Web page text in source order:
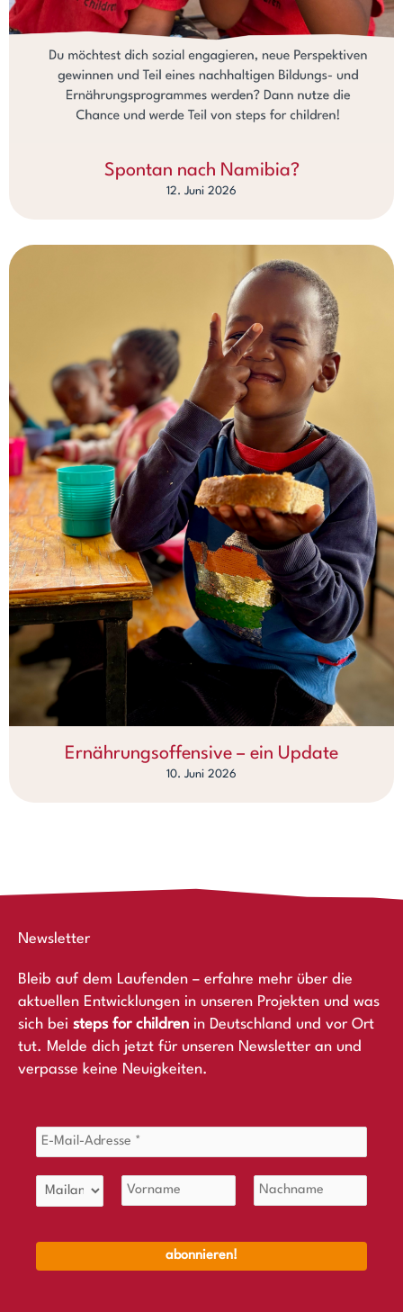
Spontan nach Namibia?
12. Juni 2026
Ernährungsoffensive – ein Update
10. Juni 2026
Newsletter
Bleib auf dem Laufenden – erfahre mehr über die
aktuellen Entwicklungen in unseren Projekten und was
sich bei steps for children in Deutschland und vor Ort
tut. Melde dich jetzt für unseren Newsletter an und
verpasse keine Neuigkeiten.